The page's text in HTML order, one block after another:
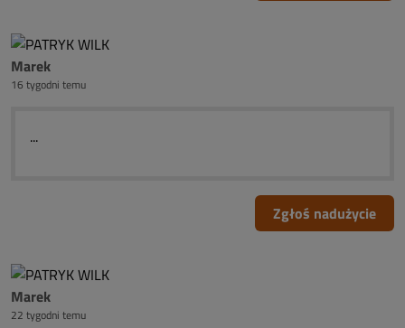
Marek
16 tygodni temu
...
Zgłoś nadużycie
Marek
22 tygodni temu